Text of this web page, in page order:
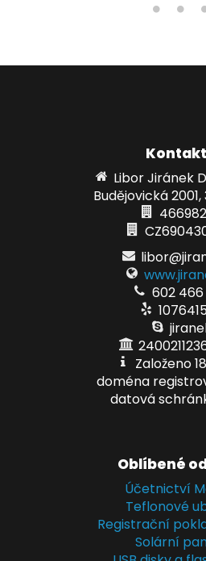
Libor Jiránek
Budějovická
602 466
Založeno
doména
datová
Oblíbené
Účetnictví
Teflonové
Registrační
Solární